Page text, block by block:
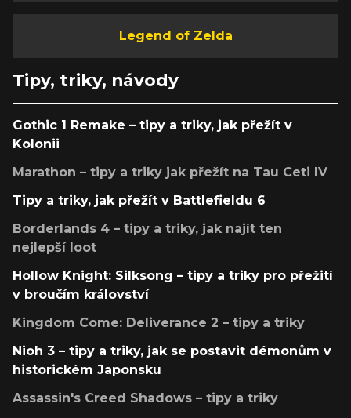
Legend of Zelda
Tipy, triky, návody
Gothic 1 Remake – tipy a triky, jak přežít v
Kolonii
Marathon – tipy a triky jak přežít na Tau Ceti IV
Tipy a triky, jak přežít v Battlefieldu 6
Borderlands 4 – tipy a triky, jak najít ten
nejlepší loot
Hollow Knight: Silksong – tipy a triky pro přežití
v broučím království
Kingdom Come: Deliverance 2 – tipy a triky
Nioh 3 – tipy a triky, jak se postavit démonům v
historickém Japonsku
Assassin's Creed Shadows – tipy a triky